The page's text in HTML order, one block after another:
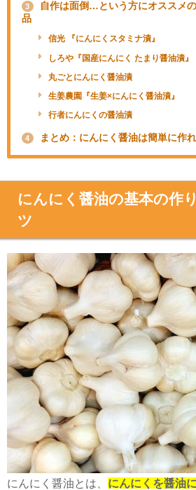
3
自作は面倒…という方にオススメ
品
信光 『にんにくスタミナ漬』
しろや『国産にんにく たまり醤油漬』
丸ごとにんにく醤油漬
生姜農園『生姜×にんにく醤油漬』
行者にんにくの醤油漬
4 まとめ：にんにく醤油は簡単に作
にんにく醤油の基本の作
ツ
にんにく醤油とは、 にんにくを醤油